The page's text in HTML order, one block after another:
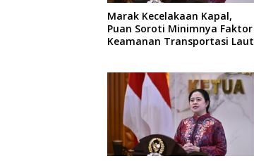
Marak Kecelakaan Kapal,
Puan Soroti Minimnya Faktor
Keamanan Transportasi Laut